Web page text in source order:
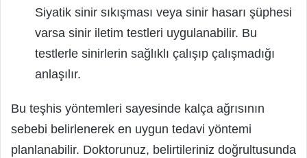
Siyatik sinir sıkışması veya sinir hasarı şüphesi
varsa sinir iletim testleri uygulanabilir. Bu
testlerle sinirlerin sağlıklı çalışıp çalışmadığı
anlaşılır.
Bu teşhis yöntemleri sayesinde kalça ağrısının
sebebi belirlenerek en uygun tedavi yöntemi
planlanabilir. Doktorunuz, belirtileriniz doğrultusunda